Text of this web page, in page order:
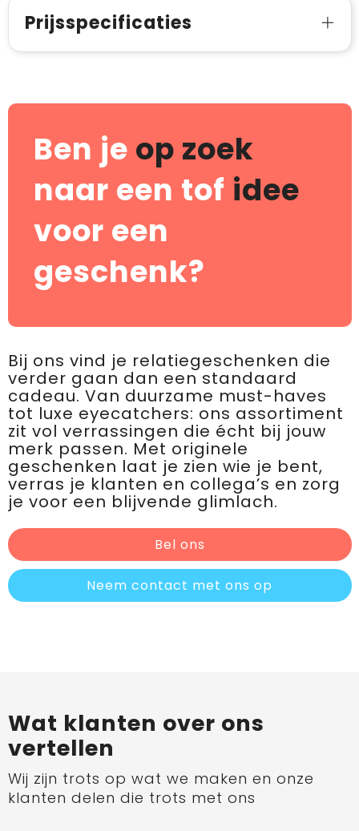
Prijsspecificaties
Ben je op zoek
naar een tof idee
voor een
geschenk?
Bij ons vind je relatiegeschenken die
verder gaan dan een standaard
cadeau. Van duurzame must-haves
tot luxe eyecatchers: ons assortiment
zit vol verrassingen die écht bij jouw
merk passen. Met originele
geschenken laat je zien wie je bent,
verras je klanten en collega’s en zorg
je voor een blijvende glimlach.
Bel ons
Neem contact met ons op
Wat klanten over ons
vertellen
Wij zijn trots op wat we maken en onze
klanten delen die trots met ons